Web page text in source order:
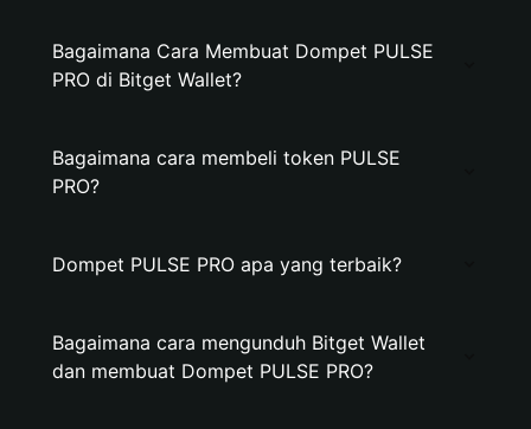
Bagaimana Cara Membuat Dompet PULSE
PRO di Bitget Wallet?
Bagaimana cara membeli token PULSE
PRO?
Dompet PULSE PRO apa yang terbaik?
Bagaimana cara mengunduh Bitget Wallet
dan membuat Dompet PULSE PRO?